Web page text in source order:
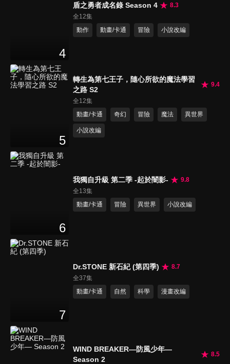
4
盾之勇者成名錄 Season 4
8.3
全12集
動作
動畫/卡通 冒險 小說改編
5
轉生為第七王子，隨心所欲的魔法學習
之路 S2
9.4
全12集
動畫/卡通
奇幻 冒險 魔法 異世界
小說改編
6
我獨自升級 第二季 -起於闇影-
9.8
全13集
動畫/卡通
冒險 異世界 小說改編
7
Dr.STONE 新石紀 (第四季)
8.7
全37集
動畫/卡通
自然 科學 漫畫改編
WIND BREAKER—防風少年—
Season 2
8.5